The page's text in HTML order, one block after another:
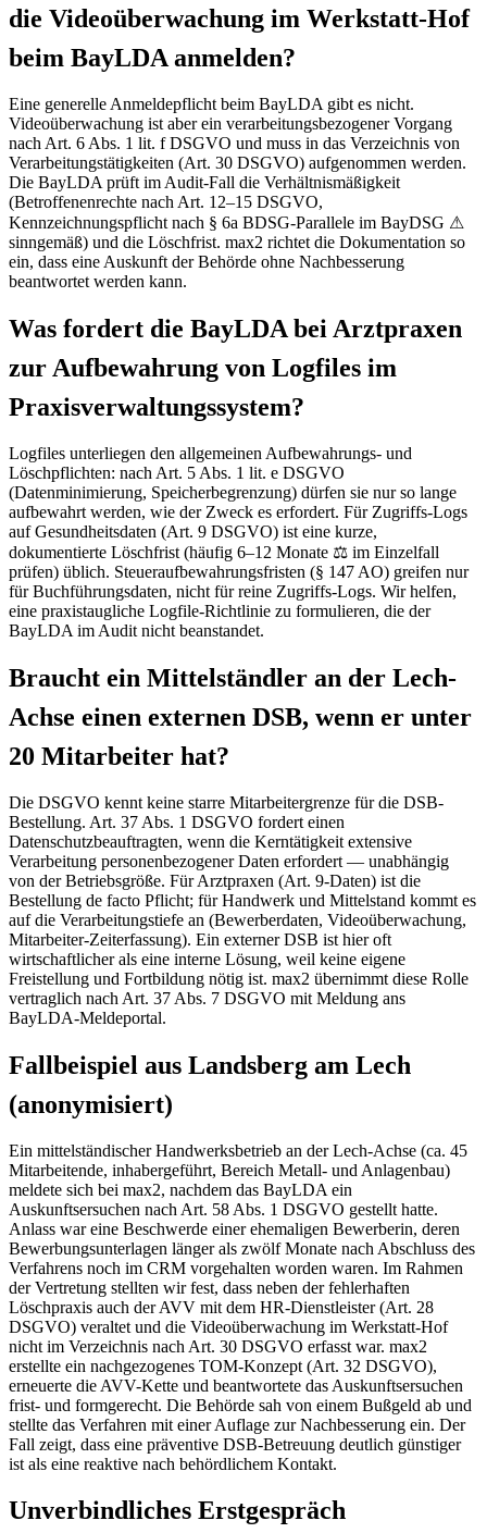
die Videoüberwachung im Werkstatt-Hof
beim BayLDA anmelden?
Eine generelle Anmeldepflicht beim BayLDA gibt es nicht.
Videoüberwachung ist aber ein verarbeitungsbezogener Vorgang
nach Art. 6 Abs. 1 lit. f DSGVO und muss in das Verzeichnis von
Verarbeitungstätigkeiten (Art. 30 DSGVO) aufgenommen werden.
Die BayLDA prüft im Audit-Fall die Verhältnismäßigkeit
(Betroffenenrechte nach Art. 12–15 DSGVO,
Kennzeichnungspflicht nach § 6a BDSG-Parallele im BayDSG ⚠
sinngemäß) und die Löschfrist. max2 richtet die Dokumentation so
ein, dass eine Auskunft der Behörde ohne Nachbesserung
beantwortet werden kann.
Was fordert die BayLDA bei Arztpraxen
zur Aufbewahrung von Logfiles im
Praxisverwaltungssystem?
Logfiles unterliegen den allgemeinen Aufbewahrungs- und
Löschpflichten: nach Art. 5 Abs. 1 lit. e DSGVO
(Datenminimierung, Speicherbegrenzung) dürfen sie nur so lange
aufbewahrt werden, wie der Zweck es erfordert. Für Zugriffs-Logs
auf Gesundheitsdaten (Art. 9 DSGVO) ist eine kurze,
dokumentierte Löschfrist (häufig 6–12 Monate ⚖ im Einzelfall
prüfen) üblich. Steueraufbewahrungsfristen (§ 147 AO) greifen nur
für Buchführungsdaten, nicht für reine Zugriffs-Logs. Wir helfen,
eine praxistaugliche Logfile-Richtlinie zu formulieren, die der
BayLDA im Audit nicht beanstandet.
Braucht ein Mittelständler an der Lech-
Achse einen externen DSB, wenn er unter
20 Mitarbeiter hat?
Die DSGVO kennt keine starre Mitarbeitergrenze für die DSB-
Bestellung. Art. 37 Abs. 1 DSGVO fordert einen
Datenschutzbeauftragten, wenn die Kerntätigkeit extensive
Verarbeitung personenbezogener Daten erfordert — unabhängig
von der Betriebsgröße. Für Arztpraxen (Art. 9-Daten) ist die
Bestellung de facto Pflicht; für Handwerk und Mittelstand kommt es
auf die Verarbeitungstiefe an (Bewerberdaten, Videoüberwachung,
Mitarbeiter-Zeiterfassung). Ein externer DSB ist hier oft
wirtschaftlicher als eine interne Lösung, weil keine eigene
Freistellung und Fortbildung nötig ist. max2 übernimmt diese Rolle
vertraglich nach Art. 37 Abs. 7 DSGVO mit Meldung ans
BayLDA-Meldeportal.
Fallbeispiel aus Landsberg am Lech
(anonymisiert)
Ein mittelständischer Handwerksbetrieb an der Lech-Achse (ca. 45
Mitarbeitende, inhabergeführt, Bereich Metall- und Anlagenbau)
meldete sich bei max2, nachdem das BayLDA ein
Auskunftsersuchen nach Art. 58 Abs. 1 DSGVO gestellt hatte.
Anlass war eine Beschwerde einer ehemaligen Bewerberin, deren
Bewerbungsunterlagen länger als zwölf Monate nach Abschluss des
Verfahrens noch im CRM vorgehalten worden waren. Im Rahmen
der Vertretung stellten wir fest, dass neben der fehlerhaften
Löschpraxis auch der AVV mit dem HR-Dienstleister (Art. 28
DSGVO) veraltet und die Videoüberwachung im Werkstatt-Hof
nicht im Verzeichnis nach Art. 30 DSGVO erfasst war. max2
erstellte ein nachgezogenes TOM-Konzept (Art. 32 DSGVO),
erneuerte die AVV-Kette und beantwortete das Auskunftsersuchen
frist- und formgerecht. Die Behörde sah von einem Bußgeld ab und
stellte das Verfahren mit einer Auflage zur Nachbesserung ein. Der
Fall zeigt, dass eine präventive DSB-Betreuung deutlich günstiger
ist als eine reaktive nach behördlichem Kontakt.
Unverbindliches Erstgespräch